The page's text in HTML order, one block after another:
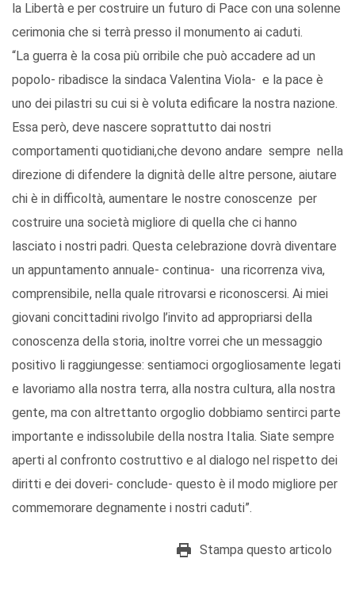
la Libertà e per costruire un futuro di Pace con una solenne
cerimonia che si terrà presso il monumento ai caduti.
“La guerra è la cosa più orribile che può accadere ad un
popolo- ribadisce la sindaca Valentina Viola- e la pace è
uno dei pilastri su cui si è voluta edificare la nostra nazione.
Essa però, deve nascere soprattutto dai nostri
comportamenti quotidiani,che devono andare sempre nella
direzione di difendere la dignità delle altre persone, aiutare
chi è in difficoltà, aumentare le nostre conoscenze per
costruire una società migliore di quella che ci hanno
lasciato i nostri padri. Questa celebrazione dovrà diventare
un appuntamento annuale- continua- una ricorrenza viva,
comprensibile, nella quale ritrovarsi e riconoscersi. Ai miei
giovani concittadini rivolgo l’invito ad appropriarsi della
conoscenza della storia, inoltre vorrei che un messaggio
positivo li raggiungesse: sentiamoci orgogliosamente legati
e lavoriamo alla nostra terra, alla nostra cultura, alla nostra
gente, ma con altrettanto orgoglio dobbiamo sentirci parte
importante e indissolubile della nostra Italia. Siate sempre
aperti al confronto costruttivo e al dialogo nel rispetto dei
diritti e dei doveri- conclude- questo è il modo migliore per
commemorare degnamente i nostri caduti”.
Stampa questo articolo